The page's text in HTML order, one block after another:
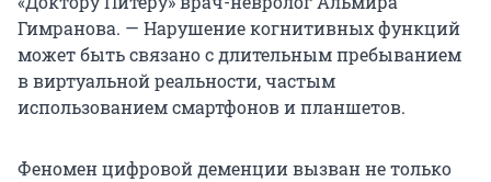
Гимранова. — Нарушение когнитивных функций
может быть связано с длительным пребыванием
в виртуальной реальности, частым
использованием смартфонов и планшетов.
Феномен цифровой деменции вызван не только